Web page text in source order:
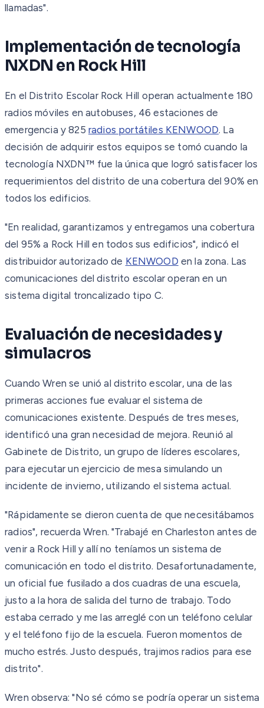
llamadas".
Implementación de tecnología
NXDN en Rock Hill
En el Distrito Escolar Rock Hill operan actualmente 180
radios móviles en autobuses, 46 estaciones de
emergencia y 825 radios portátiles KENWOOD. La
decisión de adquirir estos equipos se tomó cuando la
tecnología NXDN™ fue la única que logró satisfacer los
requerimientos del distrito de una cobertura del 90% en
todos los edificios.
"En realidad, garantizamos y entregamos una cobertura
del 95% a Rock Hill en todos sus edificios", indicó el
distribuidor autorizado de KENWOOD en la zona. Las
comunicaciones del distrito escolar operan en un
sistema digital troncalizado tipo C.
Evaluación de necesidades y
simulacros
Cuando Wren se unió al distrito escolar, una de las
primeras acciones fue evaluar el sistema de
comunicaciones existente. Después de tres meses,
identificó una gran necesidad de mejora. Reunió al
Gabinete de Distrito, un grupo de líderes escolares,
para ejecutar un ejercicio de mesa simulando un
incidente de invierno, utilizando el sistema actual.
"Rápidamente se dieron cuenta de que necesitábamos
radios", recuerda Wren. "Trabajé en Charleston antes de
venir a Rock Hill y allí no teníamos un sistema de
comunicación en todo el distrito. Desafortunadamente,
un oficial fue fusilado a dos cuadras de una escuela,
justo a la hora de salida del turno de trabajo. Todo
estaba cerrado y me las arreglé con un teléfono celular
y el teléfono fijo de la escuela. Fueron momentos de
mucho estrés. Justo después, trajimos radios para ese
distrito".
Wren observa: "No sé cómo se podría operar un sistema